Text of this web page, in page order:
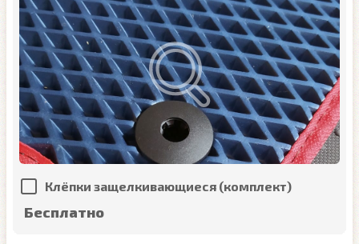
Клёпки защелкивающиеся (комплект)
Бесплатно